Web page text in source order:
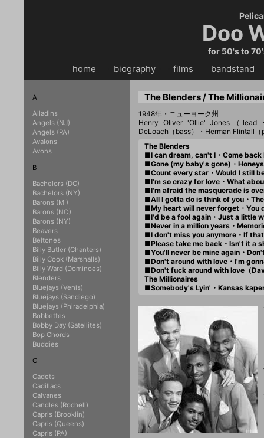
Doo
for 50's to
home biography・・ films bandstand
The Blenders / The
1948年・ニューヨーク州
Henry Oliver 'Ollie' Jones（
DeLoach（bass）・Herman Flintall
The Blenders
■I can dream, can't I・Come
■Gone (my baby's gone)・
■Count every star・Would I still
■I'm so crazy for love・What
■I'm afraid the masquerade is
■All I gotta do is think of you・
■My heart will never forget・You
■I'd be a fool again・Just a little
■Never in a million years・
■I don't miss you anymore・If
■Please take me back・Isn't it a
■You'll never be mine again・
■Don't around with love・I'm
■Don't fuck around with love（
The Millionaires
■Somebody's Lyin'・Kansas
A
Alladins
Angels (NJ)
Angels (PA)
Avalons
Avons
B
Bachelors (DC)
Bachelors (NY)
Barons (MI)
Barons (NO)
Barons (NY)
Beavers
Beltones
Billy Butler (Chanters)
Billy Cook (Marshalls)
Billy Ward (Dominoes)
Blenders
Bluejays (Venis)
Bluejays (Sandiego)
Bluejays (Phiradelphia)
Bobbettes
Bobby Day (Satellites)
Bop Chords
Buddies
C
Cadets
Cadillacs
Calvanes
Candles (Rochell)
Capris (Brooklin)
Capris (Queens)
Capris (PA)